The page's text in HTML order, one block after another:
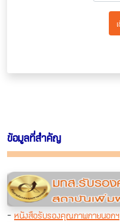
ข้อมูลที่สำคัญ
- หนังสือรับรองคุณภาพภายนอกฯ